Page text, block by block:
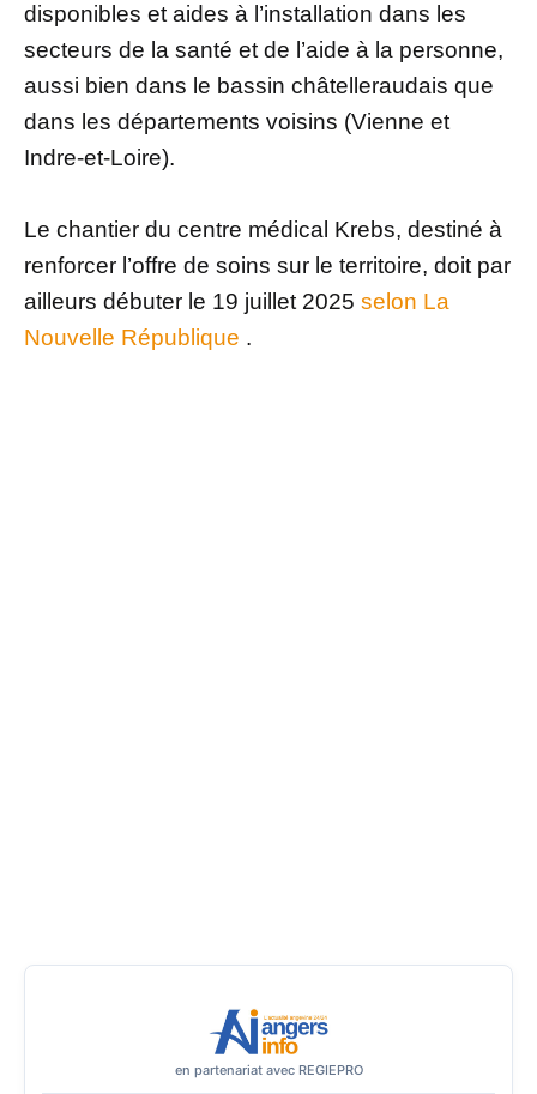
disponibles et aides à l’installation dans les
secteurs de la santé et de l’aide à la personne,
aussi bien dans le bassin châtelleraudais que
dans les départements voisins (Vienne et
Indre-et-Loire).
Le chantier du centre médical Krebs, destiné à
renforcer l’offre de soins sur le territoire, doit par
ailleurs débuter le 19 juillet 2025 selon La
Nouvelle République .
en partenariat avec REGIEPRO